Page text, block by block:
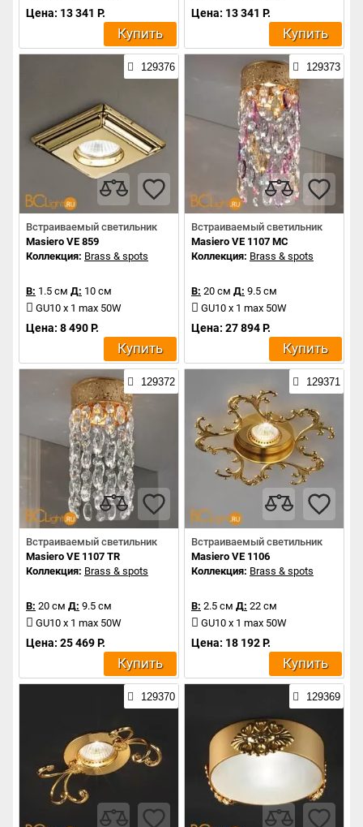
Цена: 13 341 Р.
Купить
Цена: 13 341 Р.
Купить
129376
Встраиваемый светильник
Masiero VE 859
Коллекция: Brass & spots
В: 1.5 см Д: 10 см
GU10 x 1 max 50W
Цена: 8 490 Р.
Купить
129373
Встраиваемый светильник
Masiero VE 1107 MC
Коллекция: Brass & spots
В: 20 см Д: 9.5 см
GU10 x 1 max 50W
Цена: 27 894 Р.
Купить
129372
Встраиваемый светильник
Masiero VE 1107 TR
Коллекция: Brass & spots
В: 20 см Д: 9.5 см
GU10 x 1 max 50W
Цена: 25 469 Р.
Купить
129371
Встраиваемый светильник
Masiero VE 1106
Коллекция: Brass & spots
В: 2.5 см Д: 22 см
GU10 x 1 max 50W
Цена: 18 192 Р.
Купить
129370 129369